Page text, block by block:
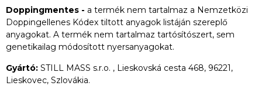
Doppingmentes - a termék nem tartalmaz a Nemzetközi
Doppingellenes Kódex tiltott anyagok listáján szereplő
anyagokat. A termék nem tartalmaz tartósítószert, sem
genetikailag módosított nyersanyagokat.
Gyártó: STILL MASS s.r.o. , Lieskovská cesta 468, 96221,
Lieskovec, Szlovákia.